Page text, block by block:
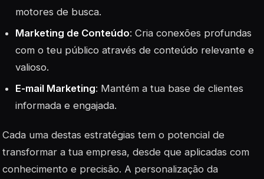
motores de busca.
Marketing de Conteúdo: Cria conexões profundas
com o teu público através de conteúdo relevante e
valioso.
E-mail Marketing: Mantém a tua base de clientes
informada e engajada.
Cada uma destas estratégias tem o potencial de
transformar a tua empresa, desde que aplicadas com
conhecimento e precisão. A personalização da